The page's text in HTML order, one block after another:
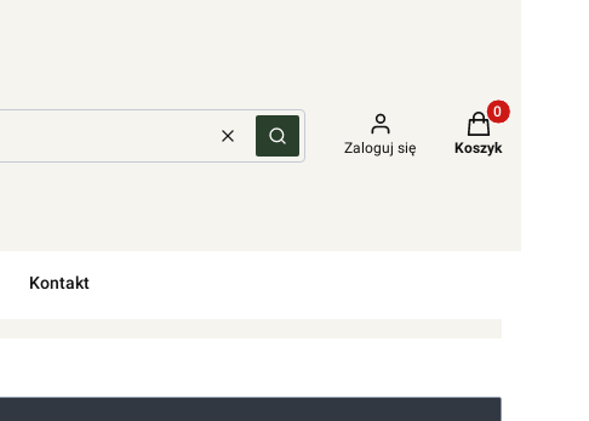
WyczyśćSzukaj Zaloguj się
Produkty w
Koszyk
Kontakt